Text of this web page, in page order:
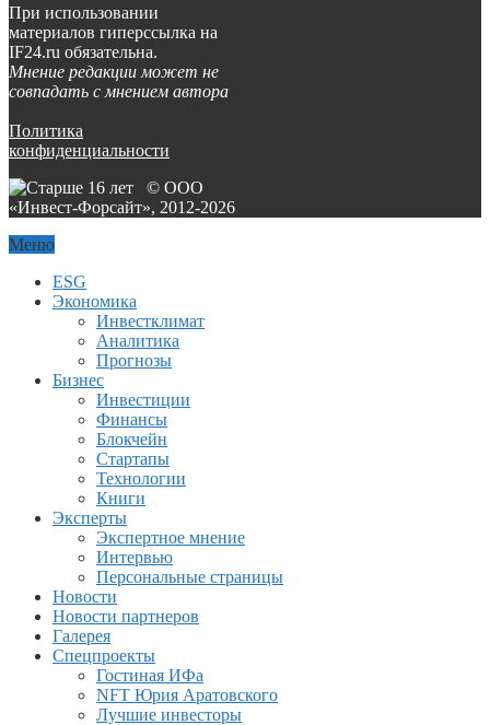
При использовании
материалов гиперссылка на
IF24.ru обязательна.
Мнение редакции может не
совпадать с мнением автора
Политика
конфиденциальности
© ООО
«Инвест-Форсайт», 2012-2026
Меню
ESG
Экономика
Инвестклимат
Аналитика
Прогнозы
Бизнес
Инвестиции
Финансы
Блокчейн
Стартапы
Технологии
Книги
Эксперты
Экспертное мнение
Интервью
Персональные страницы
Новости
Новости партнеров
Галерея
Спецпроекты
Гостиная ИФа
NFT Юрия Аратовского
Лучшие инвесторы